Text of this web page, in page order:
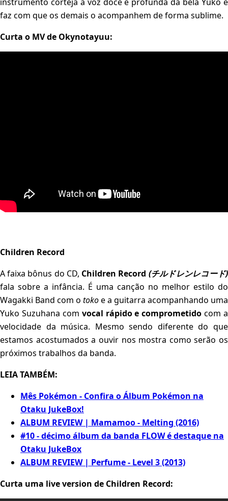
faz com que os demais o acompanhem de forma sublime.
Curta o MV de Okynotayuu:
Children Record
A faixa bônus do CD, Children Record (チルドレンレコード)
fala sobre a infância. É uma canção no melhor estilo do
Wagakki Band com o tokoe a guitarra acompanhando uma
Yuko Suzuhana com vocal rápido e comprometido com a
velocidade da música. Mesmo sendo diferente do que
estamos acostumados a ouvir nos mostra como serão os
próximos trabalhos da banda.
LEIA TAMBÉM:
Mês Pokémon - Confira o Álbum Pokémon na
Otaku JukeBox!
ALBUM REVIEW | Mamamoo - Melting (2016)
#10 - décimo álbum da banda FLOW é destaque na
Otaku JukeBox
ALBUM REVIEW | Perfume - Level 3 (2013)
Curta uma live version de Children Record: